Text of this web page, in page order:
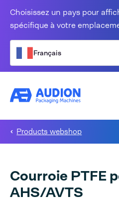
Choisissez un pays pour
spécifique à votre
Français
Products webshop
Courroie PTFE
AHS/AVTS